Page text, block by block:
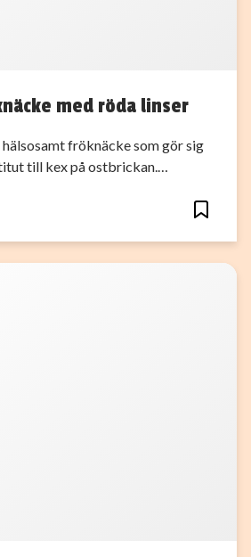
med röda linser
fröknäcke som gör sig
till kex på ostbrickan.…